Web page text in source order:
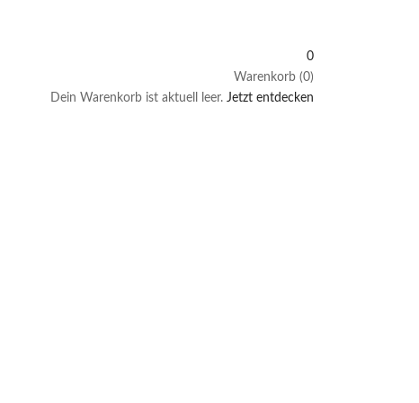
0
Warenkorb (0)
Dein Warenkorb ist aktuell leer. Jetzt entdecken